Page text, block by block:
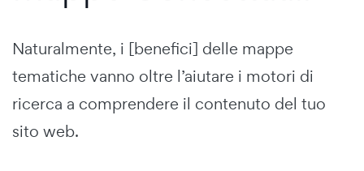
Naturalmente, i [benefici] delle mappe
tematiche vanno oltre l’aiutare i motori di
ricerca a comprendere il contenuto del tuo
sito web.